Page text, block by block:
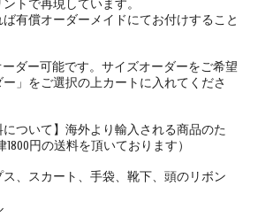
トで再現しています。
有償オーダーメイドにてお付けすること
ダー可能です。サイズオーダーをご希望
」をご選択の上カートに入れてくださ
について】海外より輸入される商品のた
円の送料を頂いております）
ス、スカート、手袋、靴下、頭のリボン